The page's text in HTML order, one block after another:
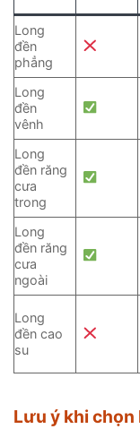
Long
đền
phẳng
Long
đền
vênh
Long
đền răng
cưa
trong
Long
đền răng
cưa
ngoài
Long
đền cao
su
Lưu ý khi chọn